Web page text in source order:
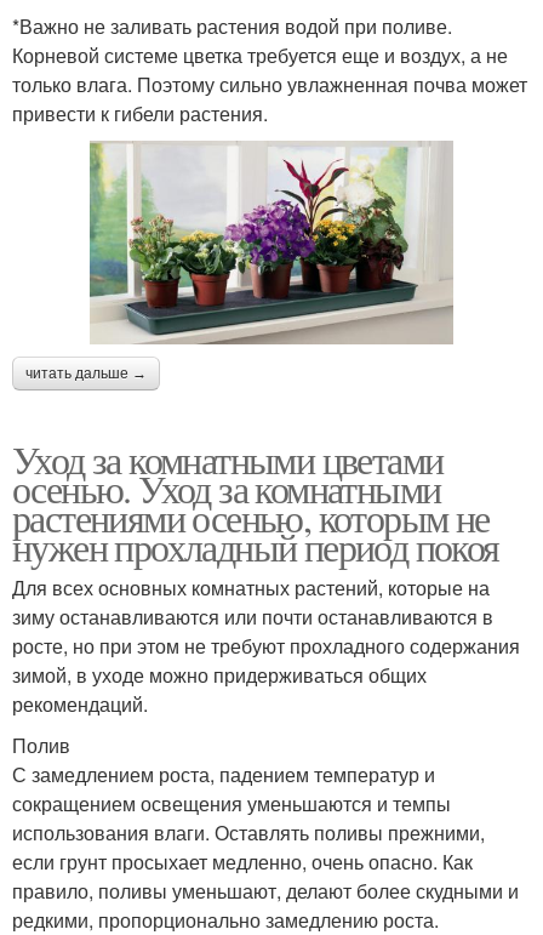
*Важно не заливать растения водой при поливе.
Корневой системе цветка требуется еще и воздух, а не
только влага. Поэтому сильно увлажненная почва может
привести к гибели растения.
читать дальше →
Уход за комнатными цветами
осенью. Уход за комнатными
растениями осенью, которым не
нужен прохладный период покоя
Для всех основных комнатных растений, которые на
зиму останавливаются или почти останавливаются в
росте, но при этом не требуют прохладного содержания
зимой, в уходе можно придерживаться общих
рекомендаций.
Полив
С замедлением роста, падением температур и
сокращением освещения уменьшаются и темпы
использования влаги. Оставлять поливы прежними,
если грунт просыхает медленно, очень опасно. Как
правило, поливы уменьшают, делают более скудными и
редкими, пропорционально замедлению роста.